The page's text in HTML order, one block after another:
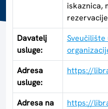
iskaznica,
Davatelj
usluge:
Adresa
usluge:
https://
Adresa na
https://